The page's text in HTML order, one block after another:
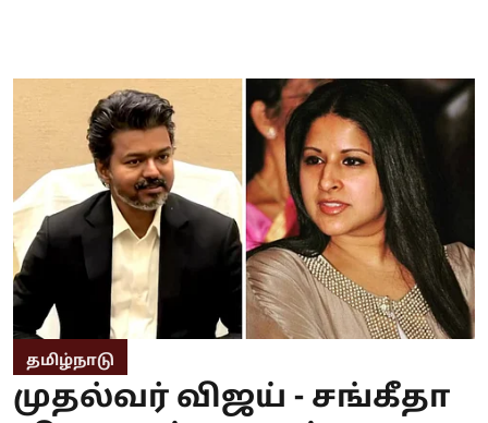
தமிழ்நாடு
முதல்வர் விஜய் - சங்கீதா